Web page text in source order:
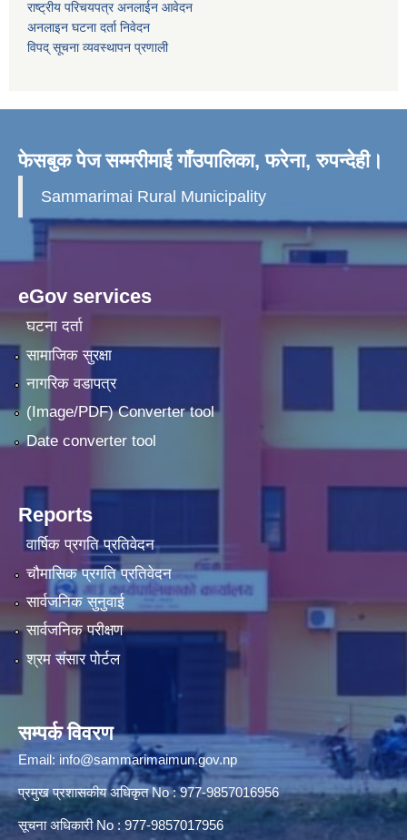
राष्ट्रीय परिचयपत्र अनलाईन आवेदन
अनलाइन घटना दर्ता निवेदन
विपद् सूचना व्यवस्थापन प्रणाली
फेसबुक पेज सम्मरीमाई गाँउपालिका, फरेना, रुपन्देही।
Sammarimai Rural Municipality
eGov services
घटना दर्ता
सामाजिक सुरक्षा
नागरिक वडापत्र
(Image/PDF) Converter tool
Date converter tool
Reports
वार्षिक प्रगति प्रतिवेदन
चौमासिक प्रगति प्रतिवेदन
सार्वजनिक सुनुवाई
सार्वजनिक परीक्षण
श्रम संसार पोर्टल
सम्पर्क विवरण
Email: info@sammarimaimun.gov.np
प्रमुख प्रशासकीय अधिकृत No : 977-9857016956
सूचना अधिकारी No : 977-9857017956